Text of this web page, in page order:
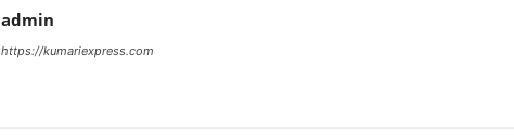
admin
https://kumariexpress.com